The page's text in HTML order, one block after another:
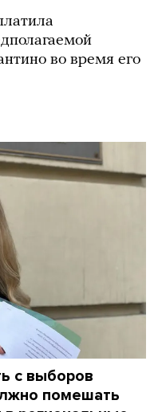
во время его
с выборов
помешать